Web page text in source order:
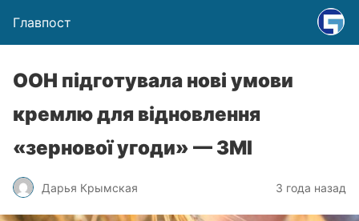
Главпост
ООН підготувала нові умови
кремлю для відновлення
«зернової угоди» — ЗМІ
Дарья Крымская 3 года назад